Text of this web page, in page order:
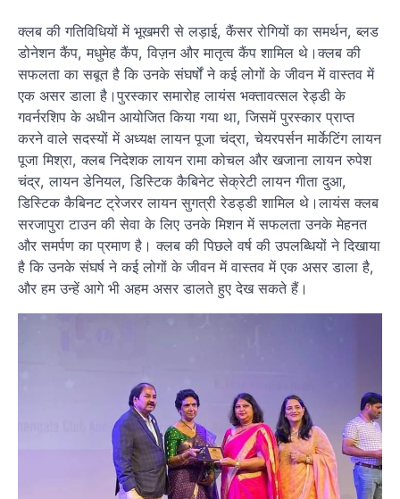
क्लब की गतिविधियों में भूखमरी से लड़ाई, कैंसर रोगियों का समर्थन, ब्लड
डोनेशन कैंप, मधुमेह कैंप, विज़न और मातृत्व कैंप शामिल थे।क्लब की
सफलता का सबूत है कि उनके संघर्षों ने कई लोगों के जीवन में वास्तव में
एक असर डाला है।पुरस्कार समारोह लायंस भक्तावत्सल रेड्डी के
गवर्नरशिप के अधीन आयोजित किया गया था, जिसमें पुरस्कार प्राप्त
करने वाले सदस्यों में अध्यक्ष लायन पूजा चंद्रा, चेयरपर्सन मार्केटिंग लायन
पूजा मिश्रा, क्लब निदेशक लायन रामा कोचल और खजाना लायन रुपेश
चंद्र, लायन डेनियल, डिस्टिक कैबिनेट सेक्रेटी लायन गीता दुआ,
डिस्टिक कैबिनट ट्रेजरर लायन सुगत्री रेडड्डी शामिल थे।लायंस क्लब
सरजापुरा टाउन की सेवा के लिए उनके मिशन में सफलता उनके मेहनत
और समर्पण का प्रमाण है। क्लब की पिछले वर्ष की उपलब्धियों ने दिखाया
है कि उनके संघर्ष ने कई लोगों के जीवन में वास्तव में एक असर डाला है,
और हम उन्हें आगे भी अहम असर डालते हुए देख सकते हैं।